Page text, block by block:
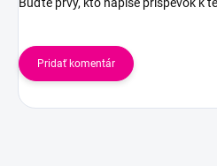
Buďte prvý, kto napíše príspevok k
Pridať komentár